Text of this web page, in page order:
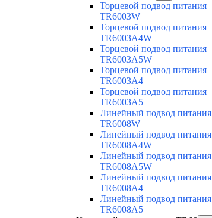
Торцевой подвод питания
TR6003W
Торцевой подвод питания
TR6003A4W
Торцевой подвод питания
TR6003A5W
Торцевой подвод питания
TR6003A4
Торцевой подвод питания
TR6003A5
Линейный подвод питания
TR6008W
Линейный подвод питания
TR6008A4W
Линейный подвод питания
TR6008A5W
Линейный подвод питания
TR6008A4
Линейный подвод питания
TR6008A5